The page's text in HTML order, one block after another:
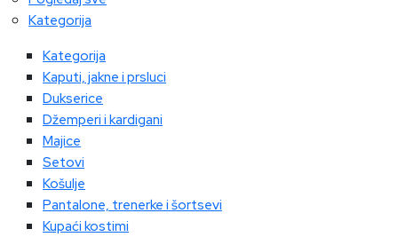
Kategorija
Kategorija
Kaputi, jakne i prsluci
Dukserice
Džemperi i kardigani
Majice
Setovi
Košulje
Pantalone, trenerke i šortsevi
Kupaći kostimi